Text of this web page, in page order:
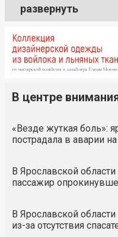
развернуть
В центре
«Везде жуткая боль»:
пострадала в аварии
В Ярославской
пассажир
В Ярославской
из-за отсутствия